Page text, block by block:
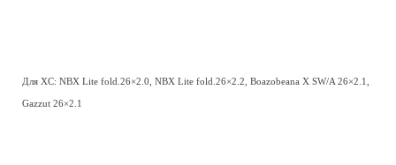
Для XC: NBX Lite fold.26×2.0, NBX Lite fold.26×2.2, Boazobeana X SW/A 26×2.1,
Gazzut 26×2.1